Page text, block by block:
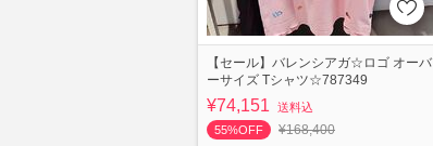
【セール】バレンシアガ☆ロゴ オーバ
ーサイズ Tシャツ☆787349
¥74,151
送料込
55%OFF
¥168,400